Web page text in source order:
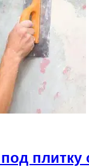
плитку